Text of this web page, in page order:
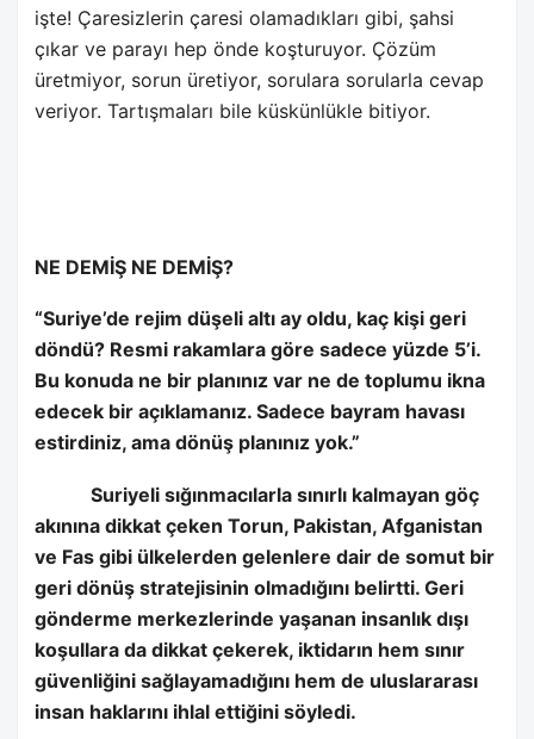
işte! Çaresizlerin çaresi olamadıkları gibi, şahsi
çıkar ve parayı hep önde koşturuyor. Çözüm
üretmiyor, sorun üretiyor, sorulara sorularla cevap
veriyor. Tartışmaları bile küskünlükle bitiyor.
NE DEMİŞ NE DEMİŞ?
“Suriye’de rejim düşeli altı ay oldu, kaç kişi geri
döndü? Resmi rakamlara göre sadece yüzde 5’i.
Bu konuda ne bir planınız var ne de toplumu ikna
edecek bir açıklamanız. Sadece bayram havası
estirdiniz, ama dönüş planınız yok.”
Suriyeli sığınmacılarla sınırlı kalmayan göç
akınına dikkat çeken Torun, Pakistan, Afganistan
ve Fas gibi ülkelerden gelenlere dair de somut bir
geri dönüş stratejisinin olmadığını belirtti. Geri
gönderme merkezlerinde yaşanan insanlık dışı
koşullara da dikkat çekerek, iktidarın hem sınır
güvenliğini sağlayamadığını hem de uluslararası
insan haklarını ihlal ettiğini söyledi.